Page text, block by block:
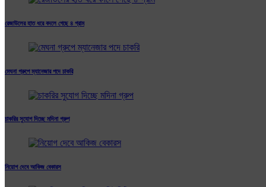
রেজাউলের হাত ধরে বদলে গেছে ৪ গ্রাম
মেঘনা গ্রুপে ম্যানেজার পদে চাকরি
চাকরির সুযোগ দিচ্ছে মদিনা গ্রুপ
নিয়োগ দেবে আকিজ বেকারস